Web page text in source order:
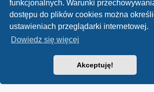
funkcjonalnych. Warunki
dostępu do plików cookies można
ustawieniach przeglądarki internetowej.
Dowiedz się więcej
Akceptuję!